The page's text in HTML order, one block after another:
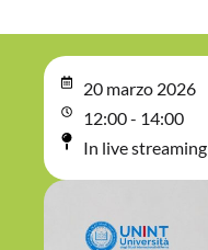
20 marzo 2026
12:00 - 14:00
In live streaming